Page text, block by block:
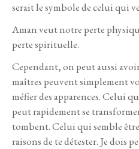
serait le symbole de celui qui
Aman veut notre perte
perte spirituelle.
Cependant, on peut aussi
maîtres peuvent simplement
méfier des apparences. Celui
peut rapidement se
tombent. Celui qui semble
raisons de te détester. Je dois